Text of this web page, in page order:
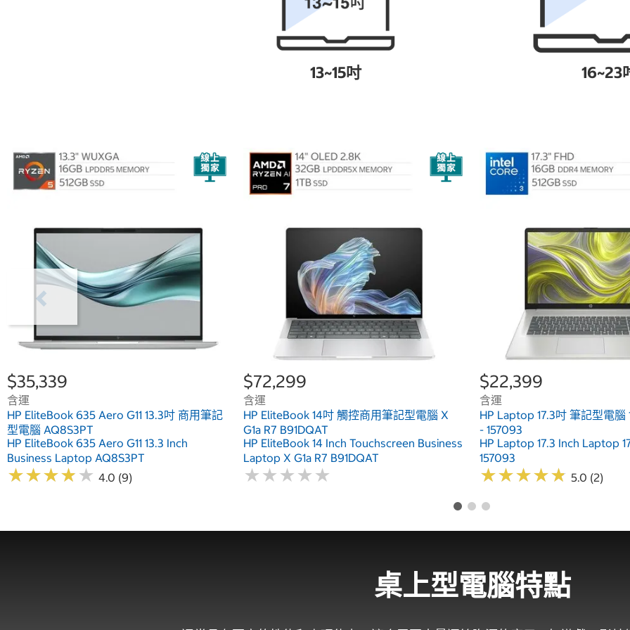
13~15吋 16~23
$35,339
含運
HP EliteBook 635 Aero G11 13.3吋 商用筆記
型電腦 AQ8S3PT
HP EliteBook 635 Aero G11 13.3 Inch
Business Laptop AQ8S3PT
★★★★ ★
★★★★ ★ 4.0 (9)
$72,299
含運
HP EliteBook 14吋 觸控商用筆記型電腦 X
G1a R7 B91DQAT
HP EliteBook 14 Inch Touchscreen Business
Laptop X G1a R7 B91DQAT
★ ★ ★ ★ ★
★ ★ ★ ★ ★
$22,399
含運
HP Laptop 17.3吋 筆記型電腦
- 157093
HP Laptop 17.3 Inch Laptop
157093
★★★★★
★★★★★ 5.0 (2)
桌上型電腦特點